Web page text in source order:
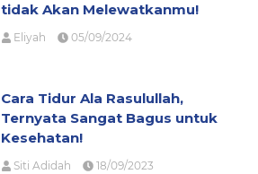
tidak Akan Melewatkanmu!
Eliyah 05/09/2024
Cara Tidur Ala Rasulullah,
Ternyata Sangat Bagus untuk
Kesehatan!
Siti Adidah 18/09/2023